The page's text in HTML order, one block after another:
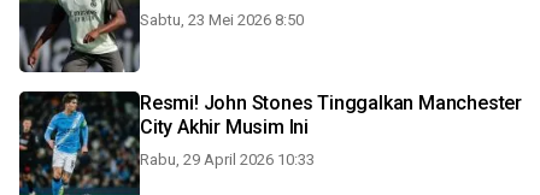
Sabtu, 23 Mei 2026 8:50
Resmi! John Stones Tinggalkan Manchester
City Akhir Musim Ini
Rabu, 29 April 2026 10:33